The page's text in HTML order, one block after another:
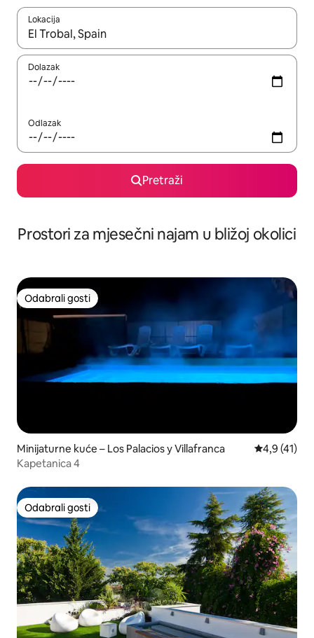
Lokacija
Kada budu dostupni rezultati, moći ćete ih pregledati
Dolazak
Odlazak
Pretraži
Prostori za mjesečni najam u bližoj okolici
Odabrali gosti
Odabrali gosti
Minijaturne kuće – Los Palacios y Villafranca Prosječna
4,9 (41)
Kapetanica 4
Odabrali gosti
Odabrali gosti